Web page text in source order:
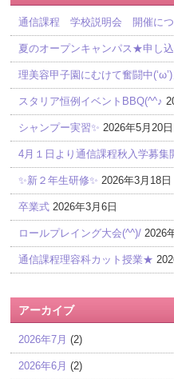
通信課程 学校説明会 開催につ
夏のオープンキャンパス★申し
理美容甲子園にむけて奮闘中
スタリア恒例イベントBBQ(^^♪
シャンプー実習✨ 2026年5月20日
4月１日より通信課程秋入学募集
✨新２年生研修✨ 2026年3月18日
卒業式 2026年3月6日
ロールプレイング大会(^^)/ 2026
通信課程理容科カット授業★
アーカイブ
2026年7月 (2)
2026年6月 (2)